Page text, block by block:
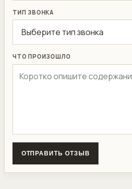
ТИП ЗВОНКА
ЧТО ПРОИЗОШЛО
ОТПРАВИТЬ ОТЗЫВ